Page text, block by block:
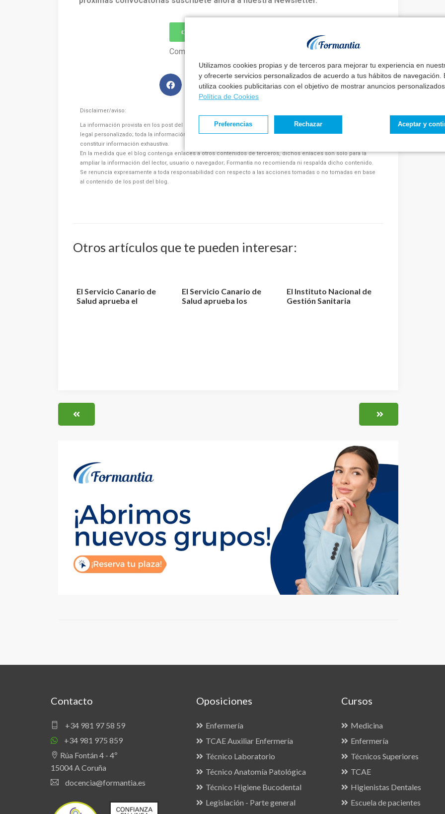
Utilizamos cookies propias y de terceros para mejorar tu experiencia en
y ofrecerte servicios personalizados de acuerdo a tus hábitos de navegación.
utiliza cookies publicitarias con el objetivo de mostrar anuncios personalizados.
Política de Cookies
Aceptar y
Rechazar
Preferencias
👉 Quiero estar informado
Compártelo en tus redes sociales
Disclaimer/aviso:
La información provista en los post del blog de Formantia no constituye ni pretende constituir asesoramiento
legal personalizado; toda la información facilitada es solo para fines informativos generales y pueden no
constituir información exhaustiva.
En la medida que el blog contenga enlaces a otros contenidos de terceros, dichos enlaces son solo para la
ampliar la información del lector, usuario o navegador; Formantia no recomienda ni respalda dicho contenido.
Se renuncia expresamente a toda responsabilidad con respecto a las acciones tomadas o no tomadas en base
al contenido de los post del blog.
Otros artículos que te pueden interesar:
El Servicio Canario de
Salud aprueba el
El Servicio Canario de
Salud aprueba los
El Instituto Nacional de
Gestión Sanitaria
Contacto
+34 981 97 58 59
+34 981 975 859
Rúa Fontán 4 - 4º
15004 A Coruña
docencia@formantia.es
Oposiciones
Enfermería
TCAE Auxiliar Enfermería
Técnico Laboratorio
Técnico Anatomía Patológica
Técnico Higiene Bucodental
Legislación - Parte general
Cursos
Medicina
Enfermería
Técnicos Superiores
TCAE
Higienistas Dentales
Escuela de pacientes